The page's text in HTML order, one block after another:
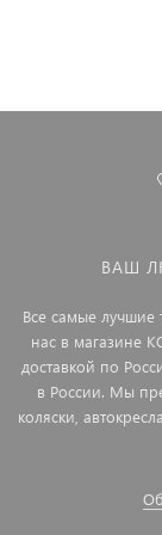
ВАШ
Все самые лучшие
нас в магазине
доставкой по
в России. Мы
коляски,